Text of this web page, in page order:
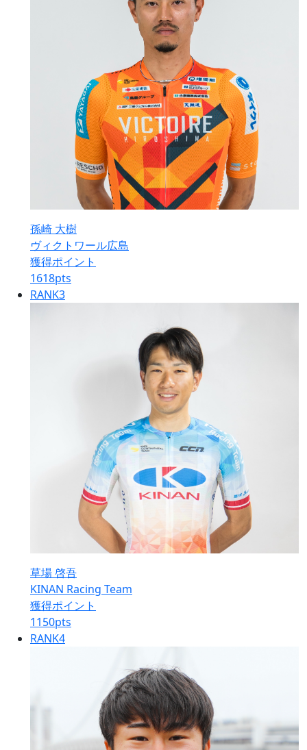
孫崎 大樹
ヴィクトワール広島
獲得ポイント
1618pts
RANK3
草場 啓吾
KINAN Racing Team
獲得ポイント
1150pts
RANK4